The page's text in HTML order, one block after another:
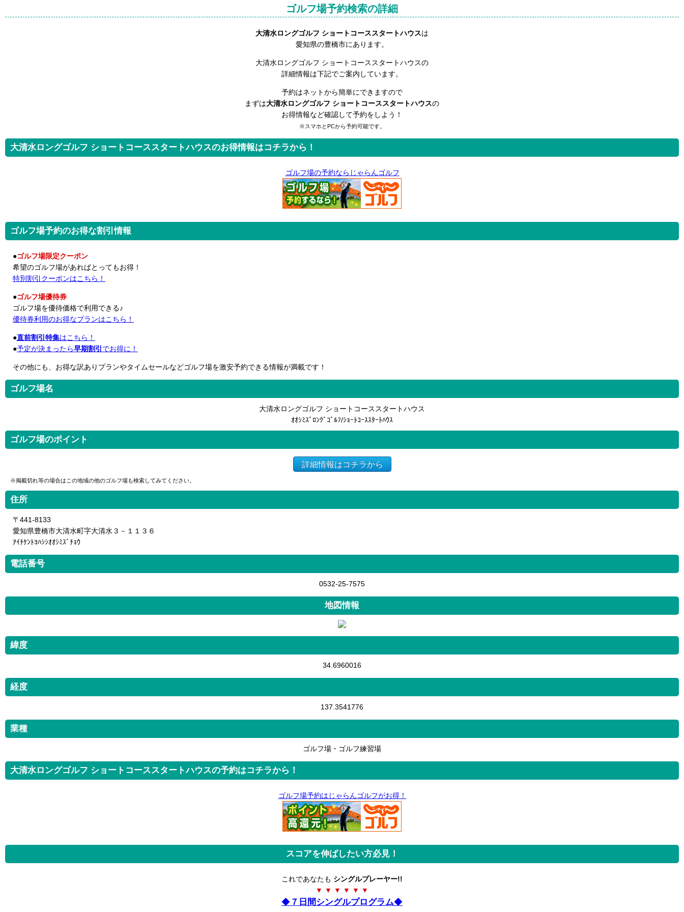
ゴルフ場予約検索の詳細
大清水ロングゴルフ ショートコーススタートハウスは
愛知県の豊橋市にあります。
大清水ロングゴルフ ショートコーススタートハウスの
詳細情報は下記でご案内しています。
予約はネットから簡単にできますので
まずは大清水ロングゴルフ ショートコーススタートハウスの
お得情報など確認して予約をしよう！
※スマホとPCから予約可能です。
大清水ロングゴルフ ショートコーススタートハウスのお得情報はコチラから！
ゴルフ場の予約ならじゃらんゴルフ
ゴルフ場予約のお得な割引情報
●ゴルフ場限定クーポン
希望のゴルフ場があればとってもお得！
特別割引クーポンはこちら！
●ゴルフ場優待券
ゴルフ場を優待価格で利用できる♪
優待券利用のお得なプランはこちら！
●直前割引特集はこちら！
●予定が決まったら早期割引 でお得に！
その他にも、お得な訳ありプランやタイムセールなどゴルフ場を激安予約できる情報が満載です！
ゴルフ場名
大清水ロングゴルフ ショートコーススタートハウス
ｵｵｼﾐｽﾞﾛﾝｸﾞｺﾞﾙﾌ/ｼｮｰﾄｺｰｽｽﾀｰﾄﾊｳｽ
ゴルフ場のポイント
詳細情報はコチラから
※掲載切れ等の場合はこの地域の他のゴルフ場も検索してみてください。
住所
〒441-8133
愛知県豊橋市大清水町字大清水３－１１３６
ｱｲﾁｹﾝﾄﾖﾊｼｼｵｵｼﾐｽﾞﾁｮｳ
電話番号
0532-25-7575
地図情報
緯度
34.6960016
経度
137.3541776
業種
ゴルフ場・ゴルフ練習場
大清水ロングゴルフ ショートコーススタートハウスの予約はコチラから！
ゴルフ場予約はじゃらんゴルフがお得！
スコアを伸ばしたい方必見！
これであなたも シングルプレーヤー!!
▼ ▼ ▼ ▼ ▼ ▼
◆ ７日間シングルプログラム◆